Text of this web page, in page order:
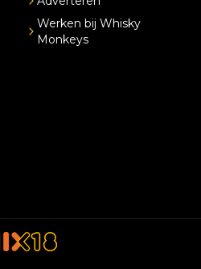
Werken bij Whisky
Monkeys